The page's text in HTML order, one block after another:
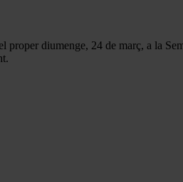
proper diumenge, 24 de març, a la